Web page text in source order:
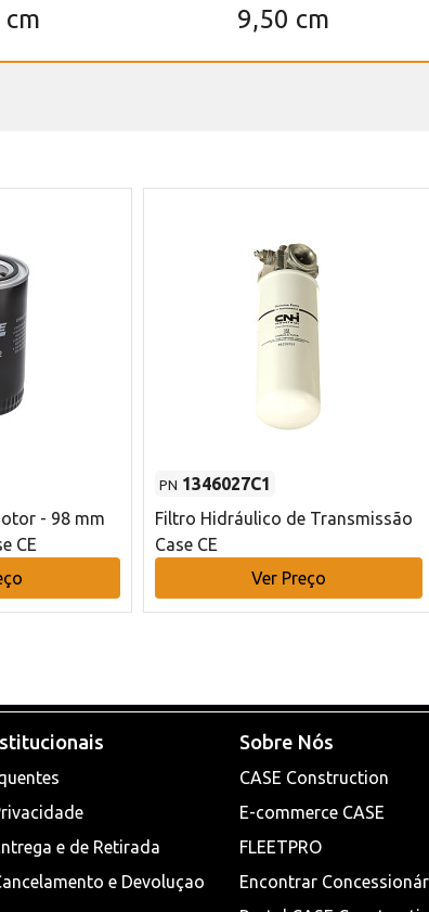
9,50 cm
- 98 mm
CE
PN 1346027C1
Filtro Hidráulico de Transmissão
Case CE
Ver Preço
e de Retirada
e Devoluçao
Sobre Nós
CASE Construction
E-commerce CASE
FLEETPRO
Encontrar